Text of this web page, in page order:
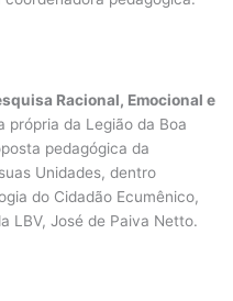
Racional, Emocional e
própria da Legião da Boa
pedagógica da
Unidades, dentro
do Cidadão Ecumênico,
LBV, José de Paiva Netto.